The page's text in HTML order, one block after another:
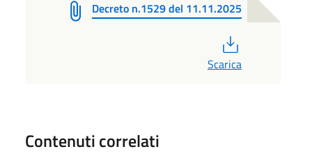
Decreto n.1529 del 11.11.2025
Scarica
Contenuti correlati